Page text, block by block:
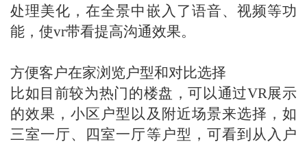
处理美化，在全景中嵌入了语音、视频等功
能，使vr带看提高沟通效果。
方便客户在家浏览户型和对比选择
比如目前较为热门的楼盘，可以通过VR展示
的效果，小区户型以及附近场景来选择，如
三室一厅、四室一厅等户型，可看到从入户